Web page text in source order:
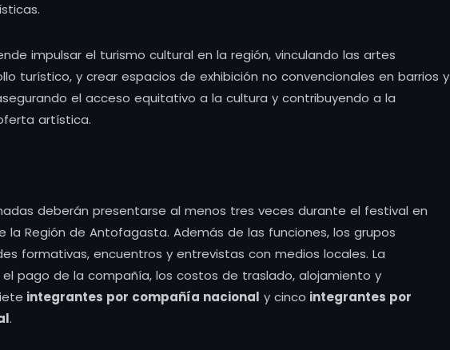
impulsar el turismo cultural en la región, vinculando las artes
turístico, y crear espacios de exhibición no convencionales en barrios y
el acceso equitativo a la cultura y contribuyendo a la
artística.
deberán presentarse al menos tres veces durante el festival en
la Región de Antofagasta. Además de las funciones, los grupos
formativas, encuentros y entrevistas con medios locales. La
pago de la compañía, los costos de traslado, alojamiento y
integrantes por compañía nacional y cinco integrantes por
.